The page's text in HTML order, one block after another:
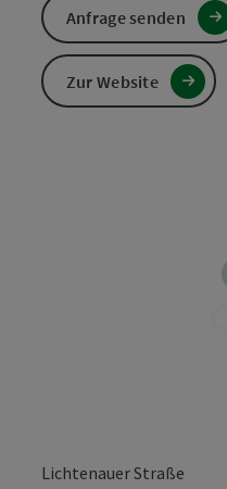
Lichtenauer Straße
Anfrage senden
Zur Website